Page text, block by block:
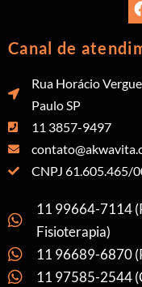
Canal de
Rua Horácio
Paulo SP
11 3857-9497
CNPJ 61.605.465/
11 99664-7114
Fisioterapia)
11 96689-6870
11 97585-2544